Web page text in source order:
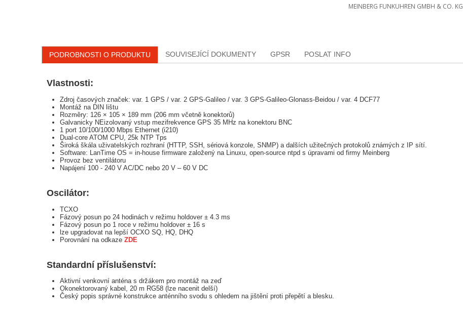
MEINBERG FUNKUHREN GMBH & CO. KG
PODROBNOSTI O PRODUKTU SOUVISEJÍCÍ DOKUMENTY GPSR POSLAT INFO
Vlastnosti:
Zdroj časových značek: var. 1 GPS / var. 2 GPS-Galileo / var. 3 GPS-Galileo-Glonass-Beidou / var. 4 DCF77
Montáž na DIN lištu
Rozměry: 126 × 105 × 189 mm (206 mm včetně konektorů)
Galvanicky NEizolovaný vstup mezifrekvence GPS 35 MHz na konektoru BNC
1 port 10/100/1000 Mbps Ethernet (i210)
Dual-core ATOM CPU, 25k NTP Tps
Široká škála uživatelských rozhraní (HTTP, SSH, sériová konzole, SNMP) a dalších užitečných protokolů známých z IP sítí.
Software: LanTime OS = in-house firmware založený na Linuxu, open-source ntpd s úpravami od firmy Meinberg
Provoz bez ventilátoru
Napájení 100 - 240 V AC/DC nebo 20 V – 60 V DC
Oscilátor:
TCXO
Fázový posun po 24 hodinách v režimu holdover ± 4.3 ms
Fázový posun po 1 roce v režimu holdover ± 16 s
lze upgradovat na lepší OCXO SQ, HQ, DHQ
Porovnání na odkazeZDE
Standardní příslušenství:
Aktivní venkovní anténa s držákem pro montáž na zeď
Okonektorovaný kabel, 20 m RG58 (lze nacenit delší)
Český popis správné konstrukce anténního svodu s ohledem na jištění proti přepětí a blesku.